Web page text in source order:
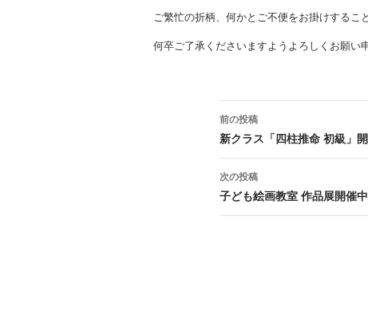
ご繁忙の折柄、何かとご不便をお掛けするこ
何卒ご了承くださいますようよろしくお願い
前の投稿
新クラス「四柱推命 初級」
次の投稿
子ども絵画教室 作品展開催中